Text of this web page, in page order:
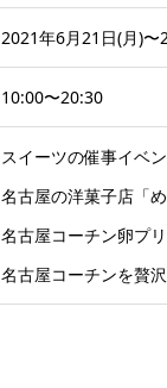
2021年6月21日(月)〜
10:00〜20:30
スイーツの催事イベン
名古屋の洋菓子店「
名古屋コーチン卵プ
名古屋コーチンを贅